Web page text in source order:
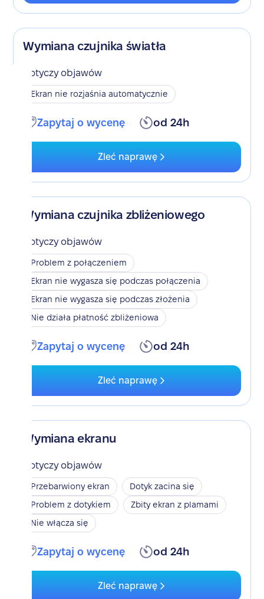
Wymiana czujnika światła
Dotyczy objawów
Ekran nie rozjaśnia automatycznie
Zapytaj o wycenę od 24h
Zleć naprawę
Wymiana czujnika zbliżeniowego
Dotyczy objawów
Problem z połączeniem
Ekran nie wygasza się podczas połączenia
Ekran nie wygasza się podczas złożenia
Nie działa płatność zbliżeniowa
Zapytaj o wycenę od 24h
Zleć naprawę
Wymiana ekranu
Dotyczy objawów
Przebarwiony ekran
Dotyk zacina się
Problem z dotykiem
Zbity ekran z plamami
Nie włącza się
Zapytaj o wycenę od 24h
Zleć naprawę